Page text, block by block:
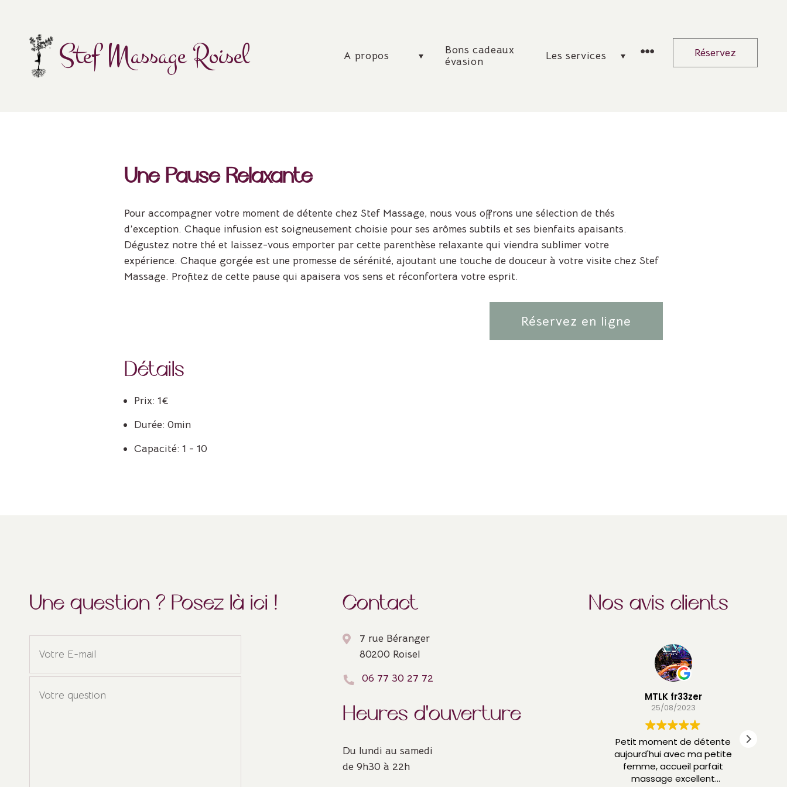
content
Stef Massage Roisel A propos
Bons cadeaux
évasion
Les services Réservez
Une Pause Relaxante
Pour accompagner votre moment de détente chez Stef Massage, nous vous offrons une sélection de thés
d’exception. Chaque infusion est soigneusement choisie pour ses arômes subtils et ses bienfaits apaisants.
Dégustez notre thé et laissez-vous emporter par cette parenthèse relaxante qui viendra sublimer votre
expérience. Chaque gorgée est une promesse de sérénité, ajoutant une touche de douceur à votre visite chez Stef
Massage. Profitez de cette pause qui apaisera vos sens et réconfortera votre esprit.
Réservez en ligne
Détails
Prix: 1€
Durée: 0min
Capacité: 1 - 10
Une question ? Posez là ici ! Contact
7 rue Béranger
80200 Roisel
06 77 30 27 72
Heures d'ouverture
Du lundi au samedi
de 9h30 à 22h
Nos avis clients
MTLK fr33zer
25/08/2023
Petit moment de détente
aujourd'hui avec ma petite
femme, accueil parfait
massage excellent